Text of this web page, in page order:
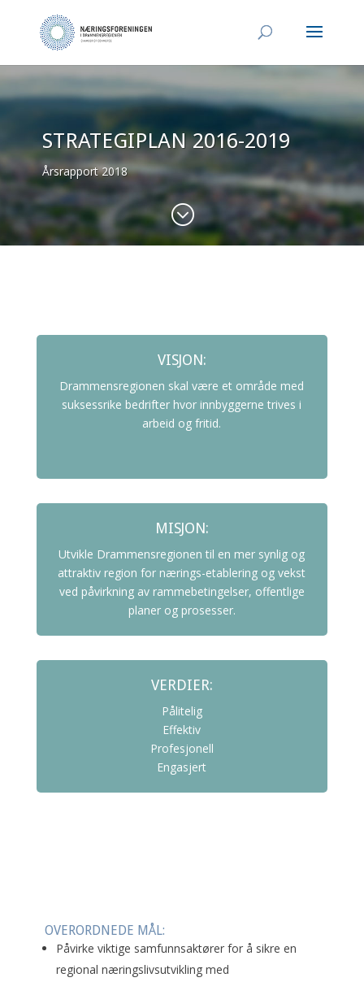
STRATEGIPLAN 2016-2019
Årsrapport 2018
;
VISJON:
Drammensregionen skal være et område med
suksessrike bedrifter hvor innbyggerne trives i
arbeid og fritid.
MISJON:
Utvikle Drammensregionen til en mer synlig og
attraktiv region for nærings-etablering og vekst
ved påvirkning av rammebetingelser, offentlige
planer og prosesser.
VERDIER:
Pålitelig
Effektiv
Profesjonell
Engasjert
OVERORDNEDE MÅL:
Påvirke viktige samfunnsaktører for å sikre en
regional næringslivsutvikling med